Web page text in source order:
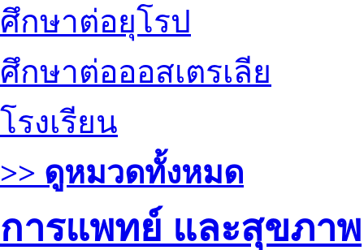
ศึกษาต่อยุโรป
ศึกษาต่อออสเตรเลีย
โรงเรียน
>> ดูหมวดทั้งหมด
การแพทย์ และสุขภาพ